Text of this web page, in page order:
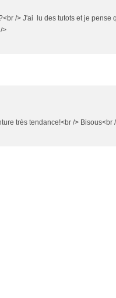
/> J'ai lu des tutots et je
>
très tendance!<br /> Bisous<br